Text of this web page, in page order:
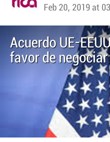
Feb 20, 2019 at
Acuerdo UE-
favor de